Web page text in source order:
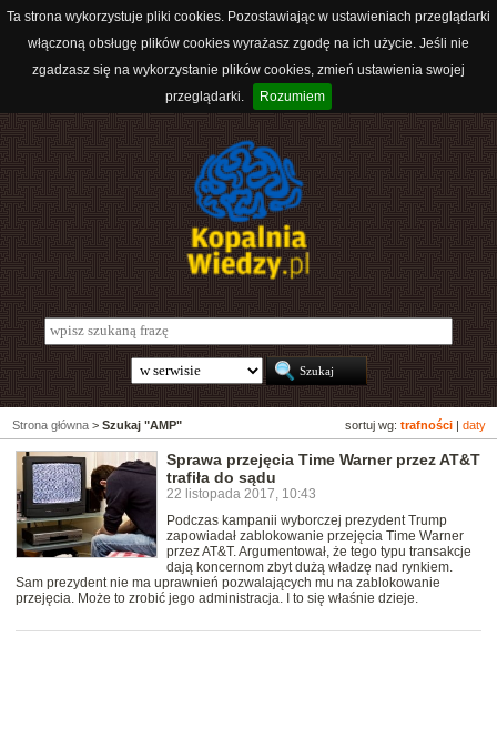
Ta strona wykorzystuje pliki cookies. Pozostawiając w ustawieniach przeglądarki
włączoną obsługę plików cookies wyrażasz zgodę na ich użycie. Jeśli nie
zgadzasz się na wykorzystanie plików cookies, zmień ustawienia swojej
przeglądarki.
Rozumiem
sortuj wg: trafności daty
Strona główna > Szukaj "AMP"
Sprawa przejęcia Time Warner przez AT&T
trafiła do sądu
22 listopada 2017, 10:43
Podczas kampanii wyborczej prezydent Trump
zapowiadał zablokowanie przejęcia Time Warner
przez AT&T. Argumentował, że tego typu transakcje
dają koncernom zbyt dużą władzę nad rynkiem.
Sam prezydent nie ma uprawnień pozwalających mu na zablokowanie
przejęcia. Może to zrobić jego administracja. I to się właśnie dzieje.